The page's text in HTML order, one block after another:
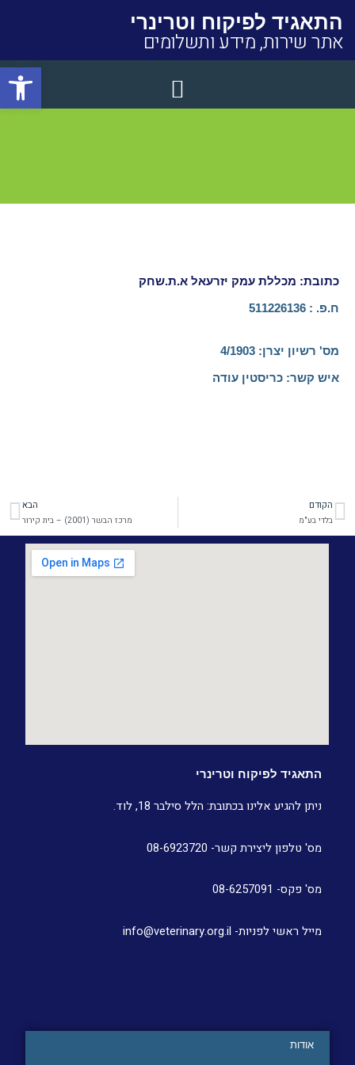
התאגיד לפיקוח וטרינרי
אתר שירות, מידע ותשלומים
כתובת: מכללת עמק יזרעאל א.ת.שחק
ח.פ. : 511226136
מס' רשיון יצרן:​ 4/1903
איש קשר: כריסטין עודה
קודם
הקודם
בלדי בע"מ
הבא
מרכז הבשר (2001) – בית קירור
אודות
התאגיד לפיקוח וטרינרי
ניתן להגיע אלינו בכתובת: הלל סילבר 18, לוד.
מס' טלפון ליצירת קשר- 08-6923720
מס' פקס- 08-6257091
מייל ראשי לפניות- info@veterinary.org.il
פתח